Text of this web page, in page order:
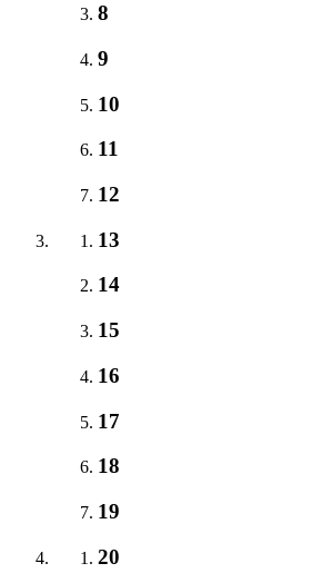
8
9
10
11
12
13
14
15
16
17
18
19
20